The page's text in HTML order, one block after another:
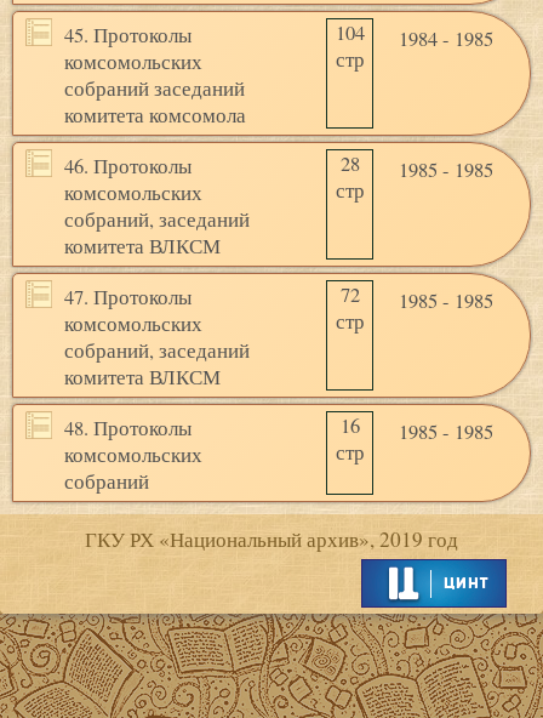
45. Протоколы
комсомольских
собраний заседаний
комитета комсомола
104
стр
1984 - 1985
46. Протоколы
комсомольских
собраний, заседаний
комитета ВЛКСМ
28
стр
1985 - 1985
47. Протоколы
комсомольских
собраний, заседаний
комитета ВЛКСМ
72
стр
1985 - 1985
48. Протоколы
комсомольских
собраний
16
стр
1985 - 1985
ГКУ РХ «Национальный архив», 2019 год